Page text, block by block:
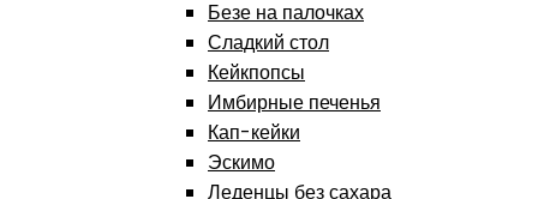
Безе на палочках
Сладкий стол
Кейкпопсы
Имбирные печенья
Кап-кейки
Эскимо
Леденцы без сахара